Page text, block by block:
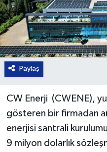
Paylaş
CW Enerji (CWENE),
gösteren bir firmadan
enerjisi santrali
9 milyon dolarlık